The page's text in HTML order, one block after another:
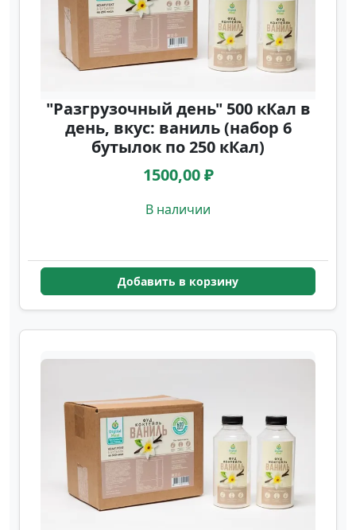
сбалансированного питания и не
тратить время на готовку.
"Разгрузочный день" 500 кКал в
день, вкус: ваниль (набор 6
бутылок по 250 кКал)
1500,00 ₽
В наличии
Добавить в корзину